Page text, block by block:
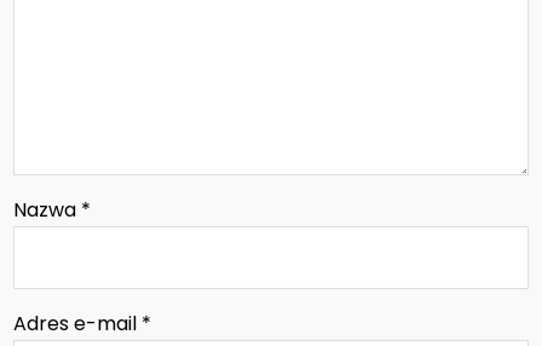
Nazwa *
Adres e-mail *